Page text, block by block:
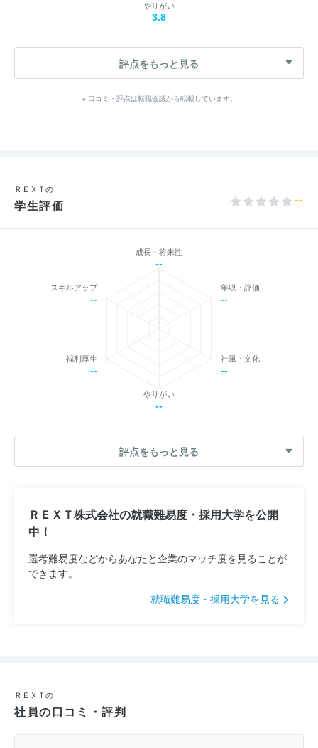
やりがい
3.8
評点をもっと見る
※ 口コミ・評点は転職会議から転載しています。
ＲＥＸＴの
学生評価 --
成長・将来性
--
年収・評価
--
社風・文化
--
やりがい
--
福利厚生
--
スキルアップ
--
評点をもっと見る
ＲＥＸＴ株式会社の就職難易度・採用大学を公開
中！
選考難易度などからあなたと企業のマッチ度を見ることが
できます。
就職難易度・採用大学を見る
ＲＥＸＴの
社員の口コミ・評判